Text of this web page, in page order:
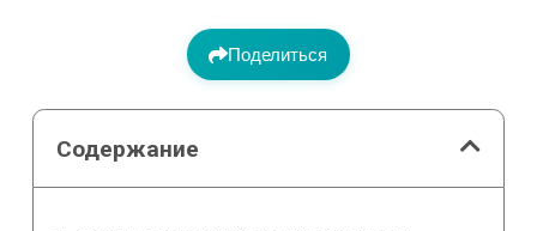
Поделиться
Содержание